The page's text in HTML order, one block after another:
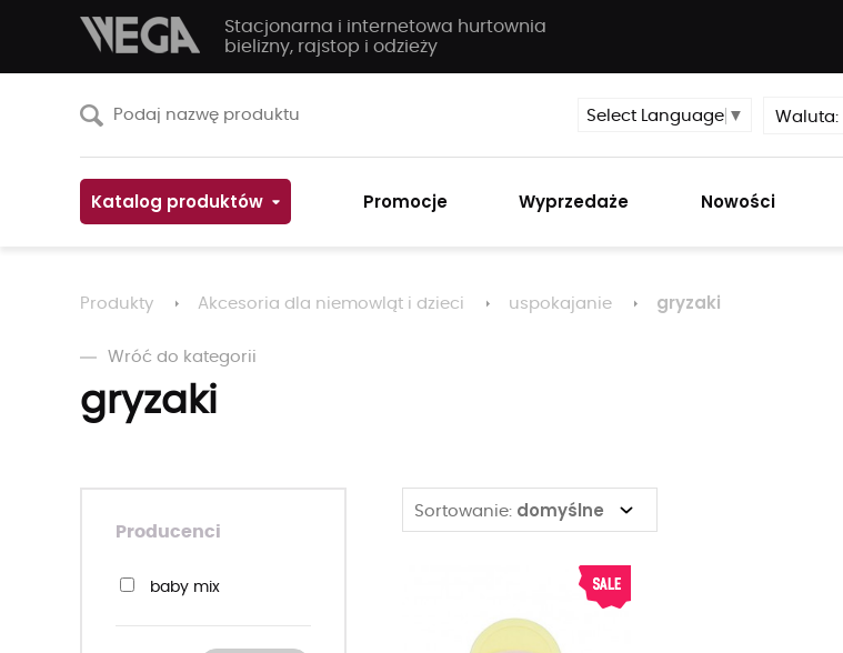
Stacjonarna i internetowa hurtownia
bielizny, rajstop i odzieży
Select Language ▼ Waluta:
Katalog produktów Promocje Wyprzedaże Nowości
Produkty Akcesoria dla niemowląt i dzieci uspokajanie gryzaki
Wróć do kategorii
gryzaki
Producenci
baby mix
Sortowanie: domyślne